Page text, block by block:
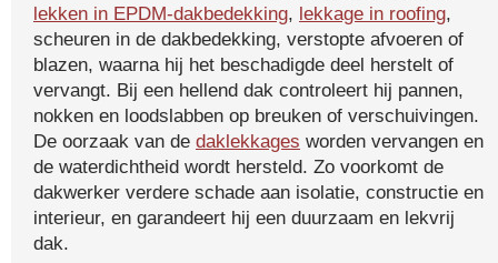
lekken in EPDM-dakbedekking, lekkage in roofing,
scheuren in de dakbedekking, verstopte afvoeren of
blazen, waarna hij het beschadigde deel herstelt of
vervangt. Bij een hellend dak controleert hij pannen,
nokken en loodslabben op breuken of verschuivingen.
De oorzaak van de daklekkages worden vervangen en
de waterdichtheid wordt hersteld. Zo voorkomt de
dakwerker verdere schade aan isolatie, constructie en
interieur, en garandeert hij een duurzaam en lekvrij
dak.